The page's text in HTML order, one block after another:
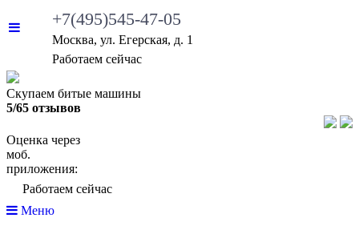
+7(495)545-47-05
Москва, ул. Егерская, д. 1
Работаем сейчас
Скупаем битые машины
5/65 отзывов
Оценка через
моб.
приложения:
Работаем сейчас
Меню